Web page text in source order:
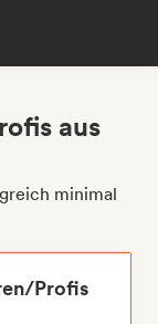
aus
minimal
Profis